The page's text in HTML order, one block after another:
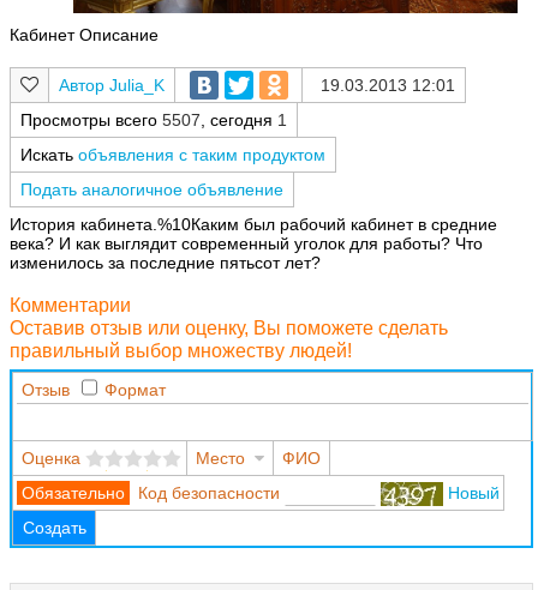
Кабинет Описание
Julia_K
19.03.2013 12:01
Просмотры всего 5507 , сегодня 1
Искать объявления с таким продуктом
Подать аналогичное объявление
История кабинета.%10Каким был рабочий кабинет в средние
века? И как выглядит современный уголок для работы? Что
изменилось за последние пятьсот лет?
Комментарии
Оставив отзыв или оценку, Вы поможете сделать
правильный выбор множеству людей!
Отзыв Формат
Оценка Место
ФИО
Код безопасности
Новый
Создать